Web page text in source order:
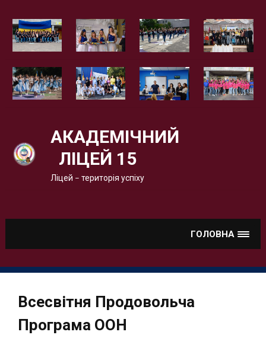
АКАДЕМІЧНИЙ
ЛІЦЕЙ 15
Ліцей – територія успіху
ГОЛОВНА
Всесвітня Продовольча
Програма ООН